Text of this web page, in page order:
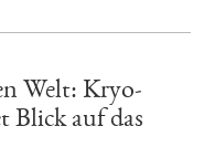
Welt: Kryo-
Blick auf das